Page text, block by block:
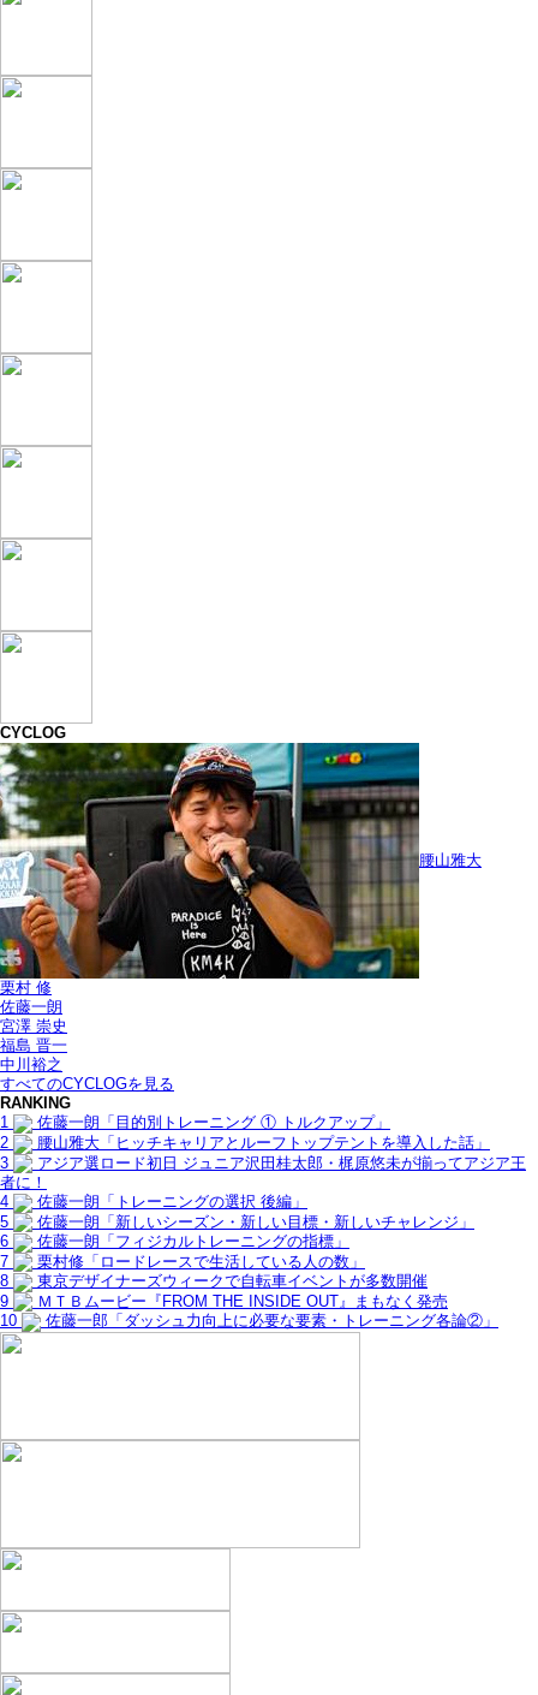
CYCLOG
腰山雅大
栗村 修
佐藤一朗
宮澤 崇史
福島 晋一
中川裕之
すべてのCYCLOGを見る
RANKING
1
佐藤一朗「目的別トレーニング ① トルクアップ」
2
腰山雅大「ヒッチキャリアとルーフトップテントを導入した話」
3
アジア選ロード初日 ジュニア沢田桂太郎・梶原悠未が揃ってアジア王
者に！
4
佐藤一朗「トレーニングの選択 後編」
5
佐藤一朗「新しいシーズン・新しい目標・新しいチャレンジ」
6
佐藤一朗「フィジカルトレーニングの指標」
7
栗村修「ロードレースで生活している人の数」
8
東京デザイナーズウィークで自転車イベントが多数開催
9
ＭＴＢムービー『FROM THE INSIDE OUT』まもなく発売
10
佐藤一郎「ダッシュ力向上に必要な要素・トレーニング各論②」